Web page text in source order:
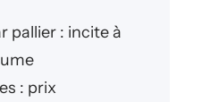
pallier : incite à
: prix